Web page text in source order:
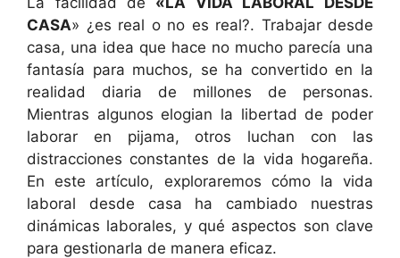
CASA» ¿es real o no es real?. Trabajar desde
casa, una idea que hace no mucho parecía una
fantasía para muchos, se ha convertido en la
realidad diaria de millones de personas.
Mientras algunos elogian la libertad de poder
laborar en pijama, otros luchan con las
distracciones constantes de la vida hogareña.
En este artículo, exploraremos cómo la vida
laboral desde casa ha cambiado nuestras
dinámicas laborales, y qué aspectos son clave
para gestionarla de manera eficaz.